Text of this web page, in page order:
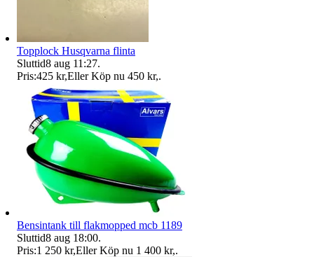
Topplock Husqvarna flinta
Sluttid8 aug 11:27.
Pris:425 kr,Eller Köp nu 450 kr,.
Bensintank till flakmopped mcb 1189
Sluttid8 aug 18:00.
Pris:1 250 kr,Eller Köp nu 1 400 kr,.